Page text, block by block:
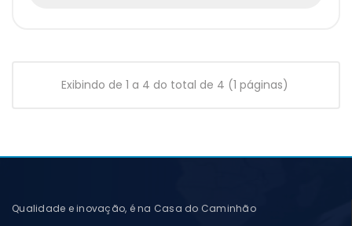
Exibindo de 1 a 4 do total de 4 (1 páginas)
Qualidade e inovação, é na Casa do Caminhão